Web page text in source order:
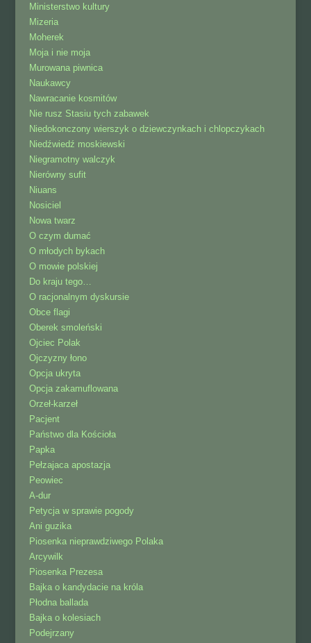
Ministerstwo kultury
Mizeria
Moherek
Moja i nie moja
Murowana piwnica
Naukawcy
Nawracanie kosmitów
Nie rusz Stasiu tych zabawek
Niedokonczony wierszyk o dziewczynkach i chlopczykach
Niedźwiedź moskiewski
Niegramotny walczyk
Nierówny sufit
Niuans
Nosiciel
Nowa twarz
O czym dumać
O młodych bykach
O mowie polskiej
Do kraju tego…
O racjonalnym dyskursie
Obce flagi
Oberek smoleński
Ojciec Polak
Ojczyzny łono
Opcja ukryta
Opcja zakamuflowana
Orzeł-karzeł
Pacjent
Państwo dla Kościoła
Papka
Pełzajaca apostazja
Peowiec
A-dur
Petycja w sprawie pogody
Ani guzika
Piosenka nieprawdziwego Polaka
Arcywilk
Piosenka Prezesa
Bajka o kandydacie na króla
Płodna ballada
Bajka o kolesiach
Podejrzany